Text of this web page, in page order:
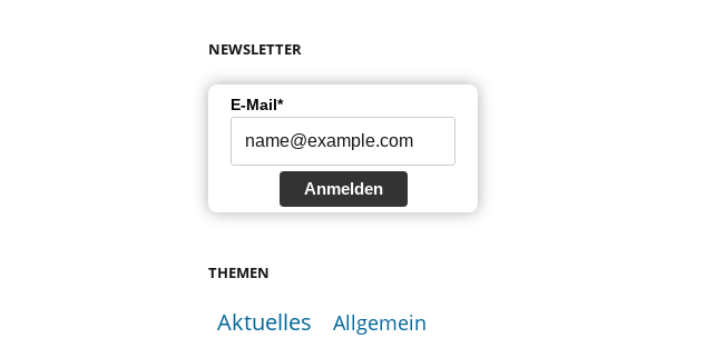
NEWSLETTER
E-Mail*
Anmelden
THEMEN
Aktuelles Allgemein